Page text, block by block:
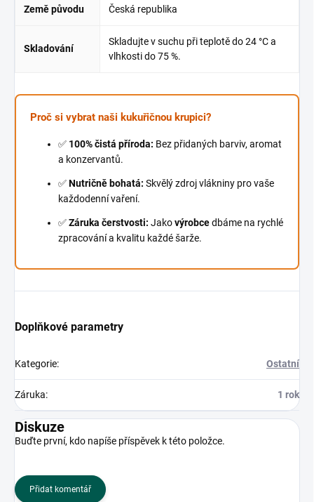
Země původu Česká republika
Skladování
Skladujte v suchu při teplotě do 24 °C a
vlhkosti do 75 %.
Proč si vybrat naši kukuřičnou krupici?
✅ 100% čistá příroda: Bez přidaných barviv, aromat
a konzervantů.
✅Nutričně bohatá: Skvělý zdroj vlákniny pro vaše
každodenní vaření.
✅Záruka čerstvosti: Jakovýrobcedbáme na rychlé
zpracování a kvalitu každé šarže.
Doplňkové parametry
Kategorie: Ostatní
Záruka: 1 rok
Diskuze
Buďte první, kdo napíše příspěvek k této položce.
Přidat komentář